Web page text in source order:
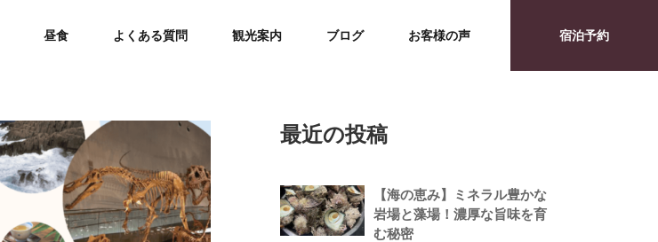
昼食 よくある質問 観光案内 ブログ お客様の声 宿泊予約
最近の投稿
【海の恵み】ミネラル豊かな
岩場と藻場！濃厚な旨味を育
む秘密